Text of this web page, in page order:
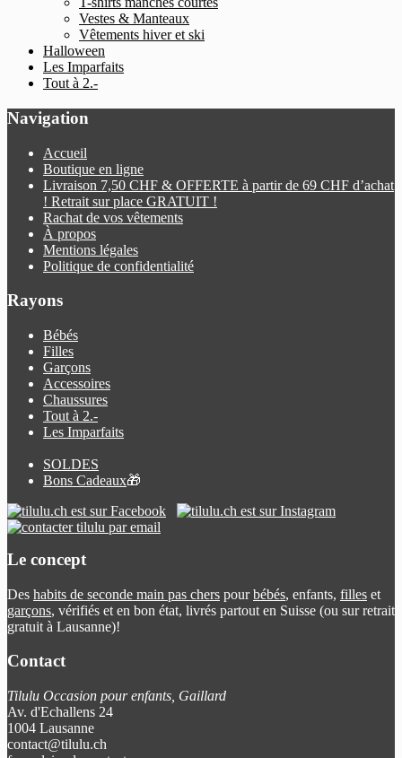
Vestes & Manteaux
Vêtements hiver et ski
Halloween
Les Imparfaits
Tout à 2.-
Navigation
Accueil
Boutique en ligne
Livraison 7,50 CHF & OFFERTE à partir de 69 CHF d’achat
! Retrait sur place GRATUIT !
Rachat de vos vêtements
À propos
Mentions légales
Politique de confidentialité
Rayons
Bébés
Filles
Garçons
Accessoires
Chaussures
Tout à 2.-
Les Imparfaits
SOLDES
Bons Cadeaux🎁
Le concept
Des habits de seconde main pas chers pourbébés, enfants, filles et
garçons, vérifiés et en bon état, livrés partout en Suisse (ou sur retrait
gratuit à Lausanne)!
Contact
Tilulu Occasion pour enfants, Gaillard
Av. d'Echallens 24
1004 Lausanne
contact@tilulu.ch